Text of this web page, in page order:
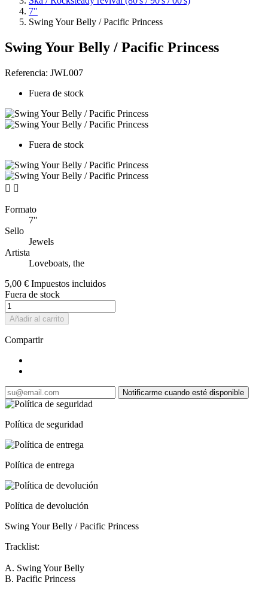
7"
Swing Your Belly / Pacific Princess
Swing Your Belly / Pacific Princess
Referencia: JWL007
Fuera de stock
Fuera de stock
 
Formato
7"
Sello
Jewels
Artista
Loveboats, the
5,00 € Impuestos incluidos
Fuera de stock
Añadir al carrito
Compartir
Notificarme cuando esté disponible
Política de seguridad
Política de entrega
Política de devolución
Swing Your Belly / Pacific Princess
Tracklist:
A. Swing Your Belly
B. Pacific Princess